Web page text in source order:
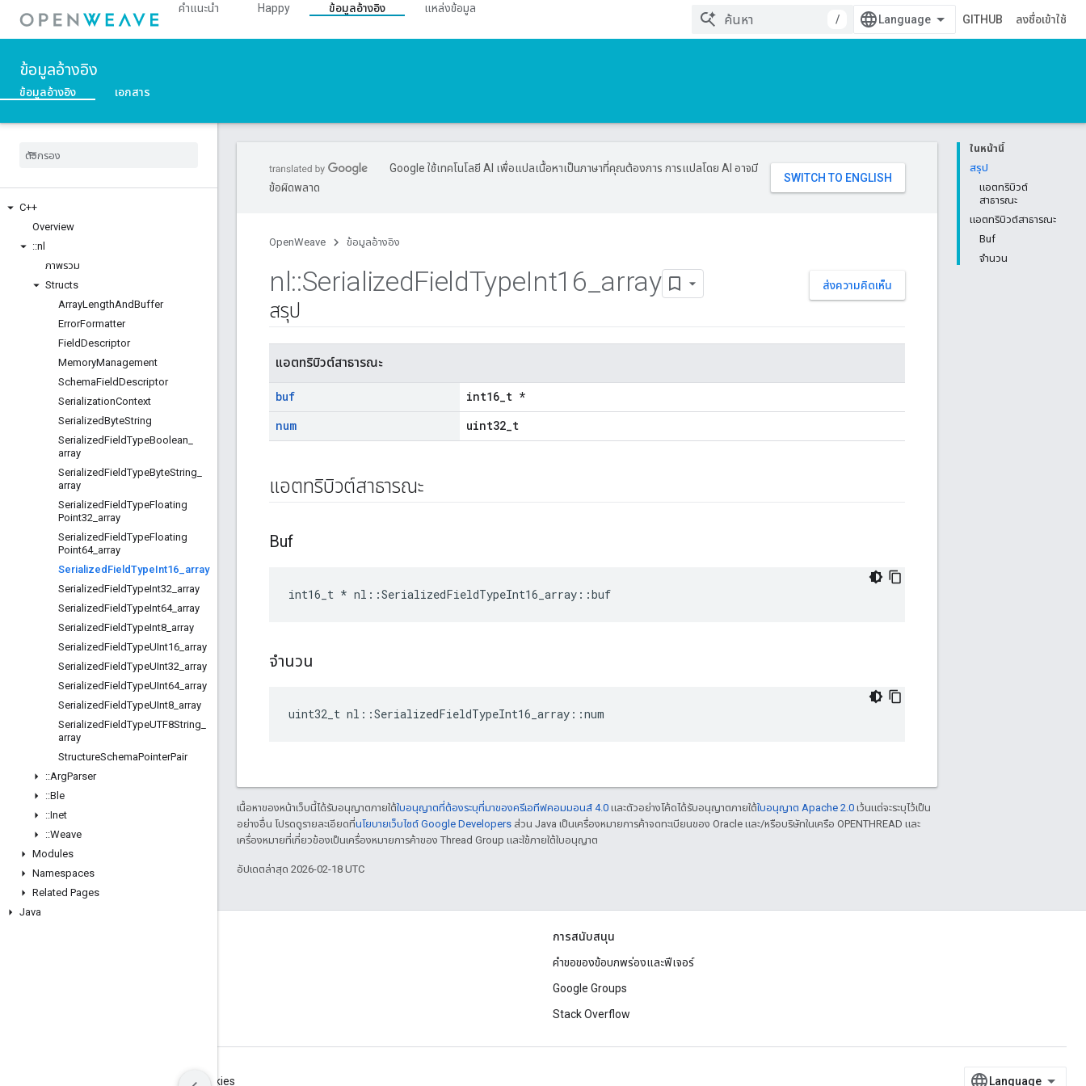
คำแนะนำ Happy ข้อมูลอ้างอิง
แหล่งข้อมูล
/
GITHUB ลงชื่อเข้าใช้
ข้อมูลอ้างอิง
ข้อมูลอ้างอิง เอกสาร
C++
Overview
::nl
ภาพรวม
Structs
ArrayLengthAndBuffer
ErrorFormatter
FieldDescriptor
MemoryManagement
SchemaFieldDescriptor
SerializationContext
SerializedByteString
SerializedFieldTypeBoolean
array
SerializedFieldTypeByteString
array
SerializedFieldTypeFloating
Point32 array
SerializedFieldTypeFloating
Point64_ array
Serialized FieldTypeInt16 array
SerializedFieldTypeInt32 array
SerializedFieldTypeInt64_ array
SerializedFieldTypeInt8 array
SerializedFieldTypeUInt16 array
SerializedFieldTypeUInt32 array
SerializedFieldTypeUInt64_ array
SerializedFieldTypeUInt8 array
SerializedFieldTypeUTF8String
array
StructureSchemaPointerPair
::ArgParser
::Ble
::Inet
::Weave
Modules
Namespaces
Related Pages
Java
ในหน้านี้
สรุป
แอตทริบิวต์
สาธารณะ
แอตทริบิวต์สาธารณะ
Buf
จำนวน
Google ใช้เทคโนโลยี AI เพื่อแปลเนื้อหาเป็นภาษาที่คุณต้องการ การแปลโดย AI อาจมี
ข้อผิดพลาด
OpenWeave ข้อมูลอ้างอิง
ส่งความคิดเห็น
nl::SerializedFieldTypeInt16 array
สรุป
แอตทริบิวต์สาธารณะ
buf
int16_t *
num
uint32_t
แอตทริบิวต์สาธารณะ
Buf
int16_t * nl::SerializedFieldTypeInt16_array::buf
จำนวน
uint32_t nl::SerializedFieldTypeInt16_array::num
เนื้อหาของหน้าเว็บนี้ได้รับอนุญาตภายใต้ใบอนุญาตที่ต้องระบุที่มาของครีเอทีฟคอมมอนส์ 4.0 และตัวอย่างโค้ดได้รับอนุญาตภายใต้ใบอนุญาต Apache 2.0 เว้นแต่จะระบุไว้เป็น
อย่างอื่น โปรดดูรายละเอียดที่นโยบายเว็บไซต์ Google Developers ส่วน Java เป็นเครื่องหมายการค้าจดทะเบียนของ Oracle และ/หรือบริษัทในเครือ OPENTHREAD และ
เครื่องหมายที่เกี่ยวข้องเป็นเครื่องหมายการค้าของ Thread Group และใช้ภายใต้ใบอนุญาต
อัปเดตล่าสุด 2026-02-18 UTC
การสนับสนุน
คำขอของข้อบกพร่องและฟีเจอร์
Google Groups
Stack Overflow
Manage cookies